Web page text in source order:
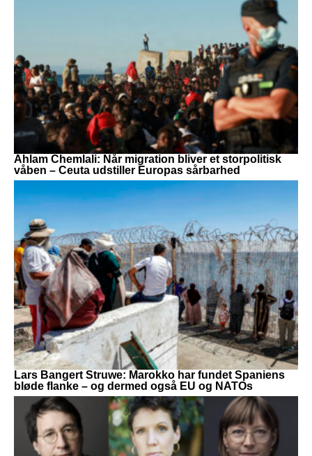
Ahlam Chemlali: Når migration bliver et storpolitisk
våben – Ceuta udstiller Europas sårbarhed
Lars Bangert Struwe: Marokko har fundet Spaniens
bløde flanke – og dermed også EU og NATOs